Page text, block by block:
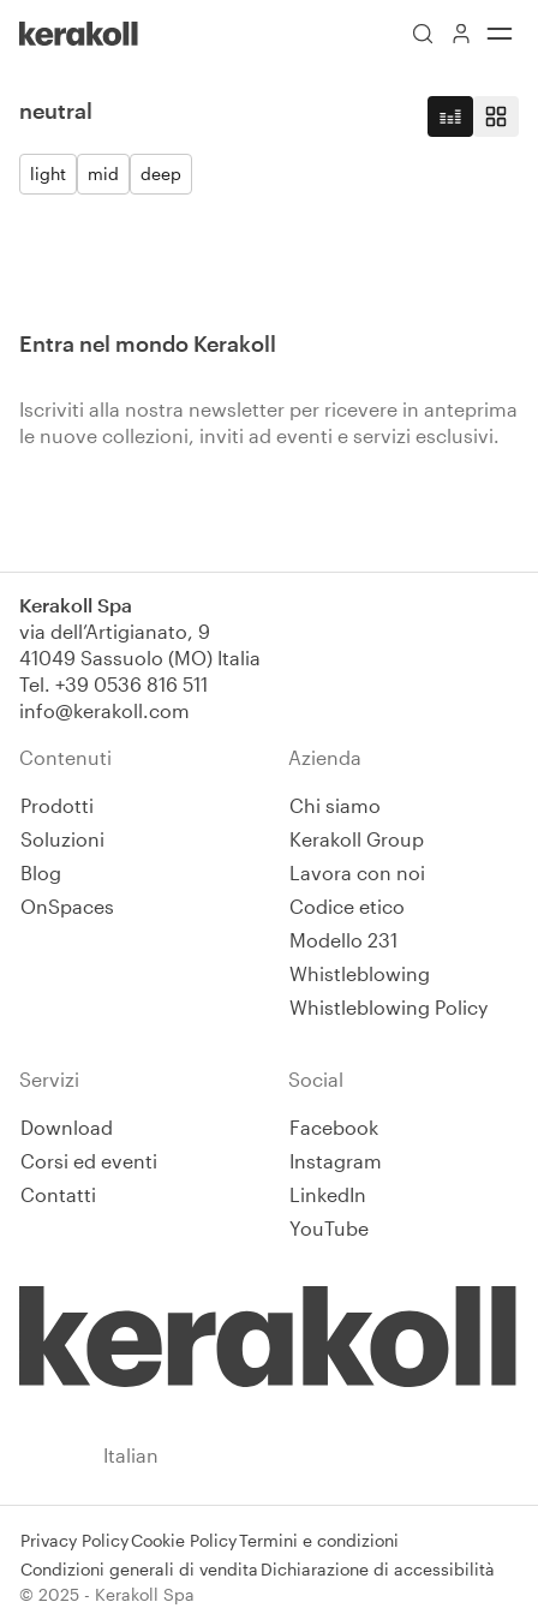
Go to Homepage
neutral
light mid deep
Entra nel mondo Kerakoll
Iscriviti alla nostra newsletter per ricevere in anteprima
le nuove collezioni, inviti ad eventi e servizi esclusivi.
Kerakoll Spa
via dell’Artigianato, 9
41049 Sassuolo (MO) Italia
Tel. +39 0536 816 511
info@kerakoll.com
Contenuti
Prodotti
Soluzioni
Blog
OnSpaces
Azienda
Chi siamo
Kerakoll Group
Lavora con noi
Codice etico
Modello 231
Whistleblowing
Whistleblowing Policy
Servizi
Download
Corsi ed eventi
Contatti
Social
Facebook
Instagram
LinkedIn
YouTube
Italian
Privacy PolicyCookie PolicyTermini e condizioni
Condizioni generali di vendita Dichiarazione di accessibilità
© 2025 - Kerakoll Spa